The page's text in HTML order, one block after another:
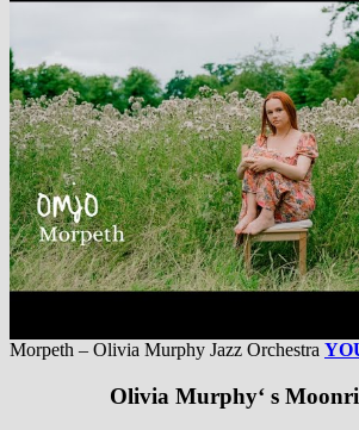
Morpeth – Olivia Murphy Jazz Orchestra
Olivia Murphy‘ s